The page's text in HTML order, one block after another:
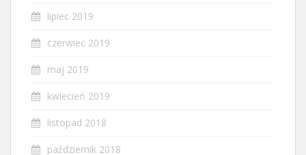
lipiec 2019
czerwiec 2019
maj 2019
kwiecień 2019
listopad 2018
październik 2018